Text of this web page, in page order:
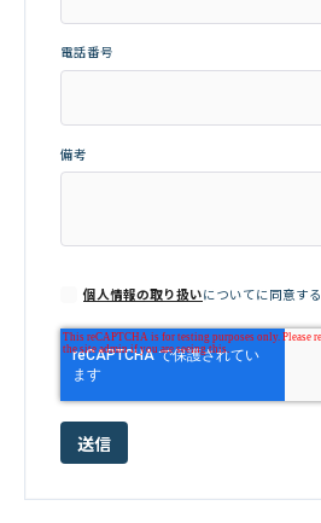
電話番号
備考
個人情報の取り扱いについてに同意する